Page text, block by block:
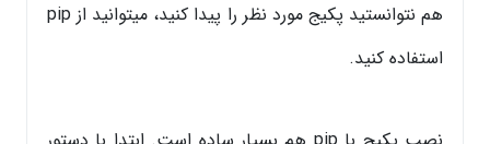
هم نتوانستید پکیج مورد نظر را پیدا کنید،‌ میتوانید از pip
استفاده کنید.